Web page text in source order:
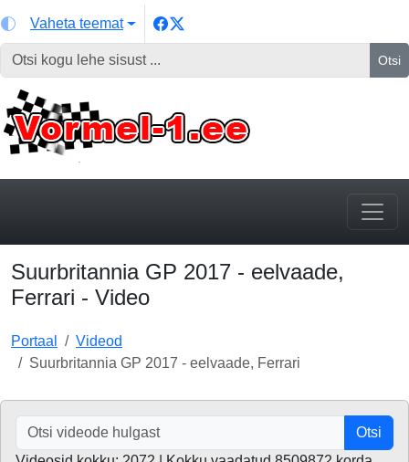
Vaheta teemat
Otsi
Suurbritannia GP 2017 - eelvaade,
Ferrari - Video
Portaal
Videod
Suurbritannia GP 2017 - eelvaade, Ferrari
Otsi